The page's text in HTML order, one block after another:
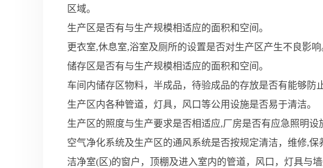
区域。
生产区是否有与生产规模相适应的面积和空间。
更衣室,休息室,浴室及厕所的设置是否对生产区产生不良影响
储存区是否有与生产规模相适应的面积和空间。
车间内储存区物料，半成品，待验成品的存放是否有能够防
生产区内各种管道，灯具，风口等公用设施是否易于清洁。
生产区的照度与生产要求是否相适应,厂房是否有应急照明设
空气净化系统及生产区的通风系统是否按规定清洁，维修,保
洁净室(区)的窗户，顶棚及进入室内的管道，风口，灯具与